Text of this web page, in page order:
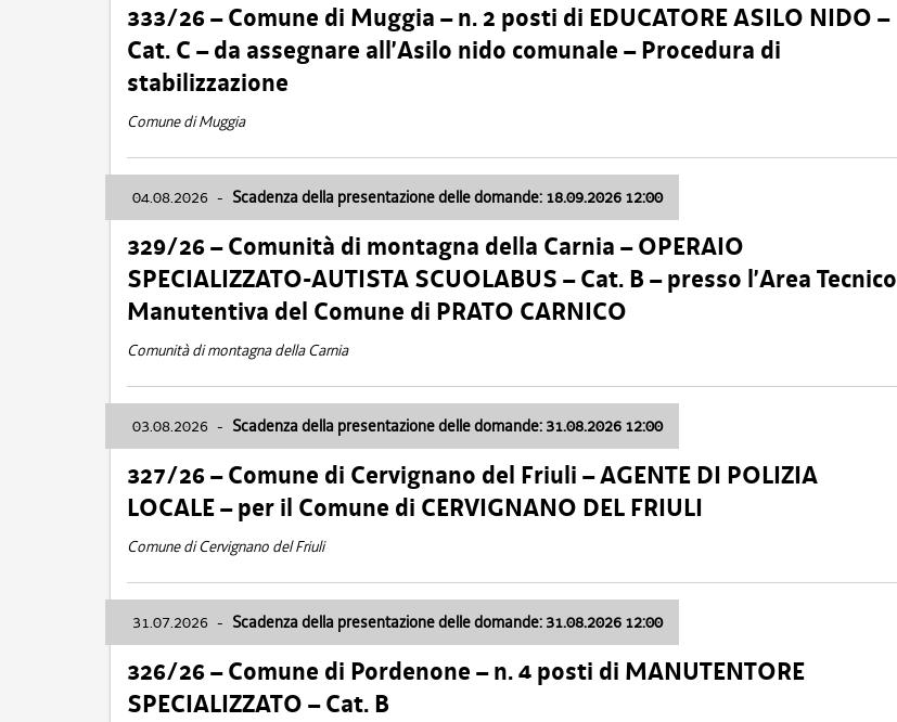
333/26 – Comune di Muggia – n. 2 posti di EDUCATORE ASILO NIDO –
Cat. C – da assegnare all’Asilo nido comunale – Procedura di
stabilizzazione
Comune di Muggia
04.08.2026 - Scadenza della presentazione delle domande: 18.09.2026 12:00
329/26 – Comunità di montagna della Carnia – OPERAIO
SPECIALIZZATO-AUTISTA SCUOLABUS – Cat. B – presso l’Area Tecnico
Manutentiva del Comune di PRATO CARNICO
Comunità di montagna della Carnia
03.08.2026 - Scadenza della presentazione delle domande: 31.08.2026 12:00
327/26 – Comune di Cervignano del Friuli – AGENTE DI POLIZIA
LOCALE – per il Comune di CERVIGNANO DEL FRIULI
Comune di Cervignano del Friuli
31.07.2026 - Scadenza della presentazione delle domande: 31.08.2026 12:00
326/26 – Comune di Pordenone – n. 4 posti di MANUTENTORE
SPECIALIZZATO – Cat. B